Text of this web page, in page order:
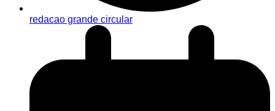
redacao grande circular